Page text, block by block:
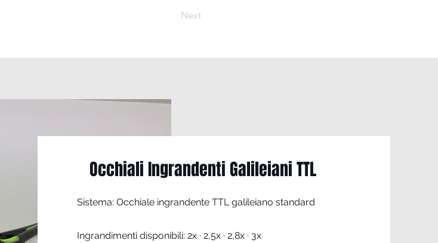
Next
Occhiali Ingrandenti Galileiani TTL
Sistema: Occhiale ingrandente TTL galileiano standard
Ingrandimenti disponibili: 2x · 2,5x · 2,8x · 3x